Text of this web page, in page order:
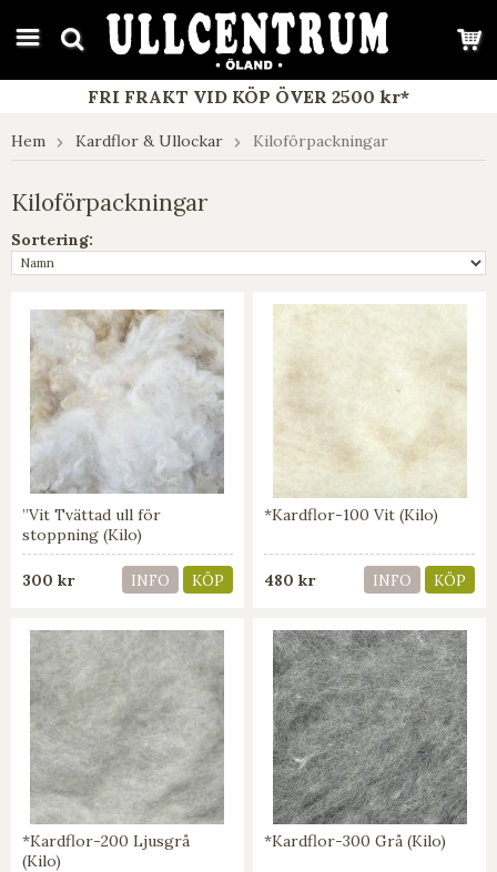
google-site-verification: google7e4b1026db5d9f32.html
FRI FRAKT VID KÖP ÖVER 2500 kr*
Hem Kardflor & Ullockar Kiloförpackningar
Kiloförpackningar
Sortering:
”Vit Tvättad ull för
stoppning (Kilo)
300 kr INFO KÖP
*Kardflor-100 Vit (Kilo)
480 kr INFO KÖP
*Kardflor-200 Ljusgrå
(Kilo)
*Kardflor-300 Grå (Kilo)